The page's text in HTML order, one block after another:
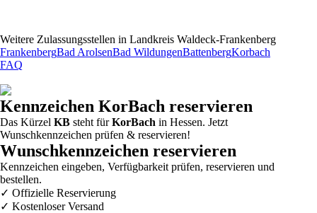
Weitere Zulassungsstellen in Landkreis Waldeck-Frankenberg
FrankenbergBad ArolsenBad WildungenBattenbergKorbach
FAQ
Kennzeichen KorBach reservieren
Das Kürzel KB steht fürKorBach in Hessen. Jetzt
Wunschkennzeichen prüfen & reservieren!
Wunschkennzeichen reservieren
Kennzeichen eingeben, Verfügbarkeit prüfen, reservieren und
bestellen.
✓ Offizielle Reservierung
✓ Kostenloser Versand